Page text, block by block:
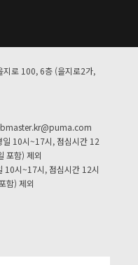
지로 100, 6층 (을지로2가,
10시~17시, 점심시간 12
포함) 제외
시~17시, 점심시간 12시
함) 제외